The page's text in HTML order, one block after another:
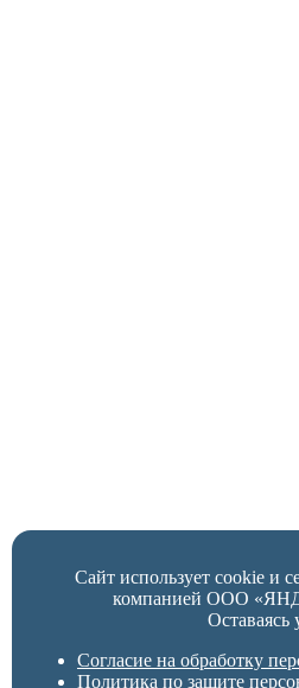
Сайт использует cookie и
компанией ООО
Оставаясь
Согласие на обработку
Политика по защите